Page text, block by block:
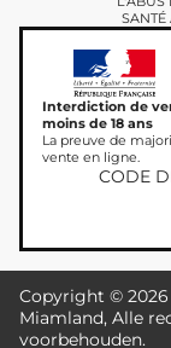
Interdiction de
moins de 18 ans
La preuve de
vente en ligne.
CODE
Copyright © 2026
Miamland, Alle
voorbehouden.